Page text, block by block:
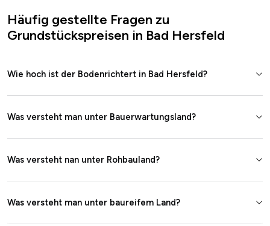
Häufig gestellte Fragen zu
Grundstückspreisen in Bad Hersfeld
Wie hoch ist der Bodenrichtert in Bad Hersfeld?
Was versteht man unter Bauerwartungsland?
Was versteht nan unter Rohbauland?
Was versteht man unter baureifem Land?